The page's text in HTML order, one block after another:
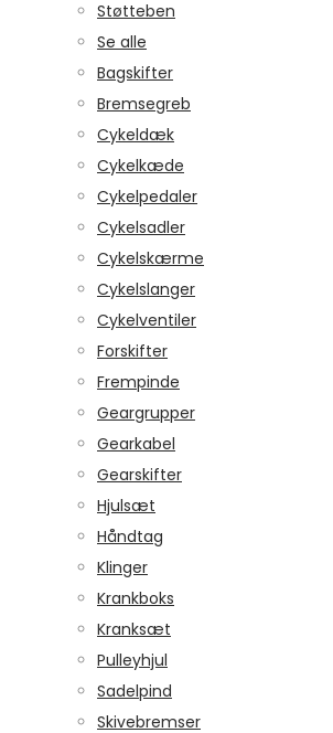
Støtteben
Se alle
Bagskifter
Bremsegreb
Cykeldæk
Cykelkæde
Cykelpedaler
Cykelsadler
Cykelskærme
Cykelslanger
Cykelventiler
Forskifter
Frempinde
Geargrupper
Gearkabel
Gearskifter
Hjulsæt
Håndtag
Klinger
Krankboks
Kranksæt
Pulleyhjul
Sadelpind
Skivebremser